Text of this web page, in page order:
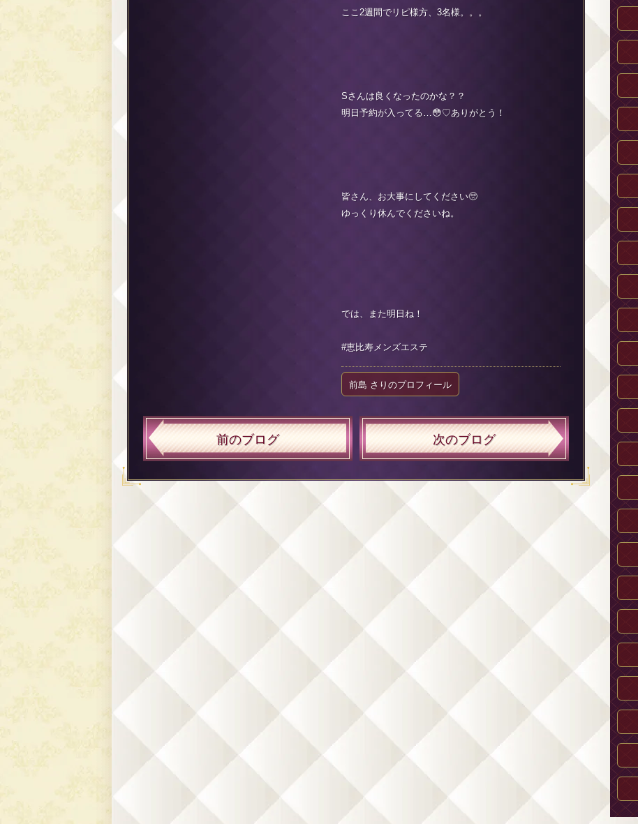
ここ2週間でリピ様方、3名様。。。
Sさんは良くなったのかな？？
明日予約が入ってる…😳♡ありがとう！
皆さん、お大事にしてください🥺
ゆっくり休んでくださいね。
では、また明日ね！
#恵比寿メンズエステ
前島 さりのプロフィール
前のブログ 次のブログ